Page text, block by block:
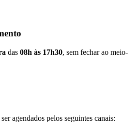
das 08h às 17h30, sem fechar ao meio-
agendados pelos seguintes canais: